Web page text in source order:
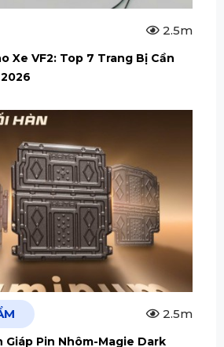
2.5m
Xe VF2: Top 7 Trang Bị Cần
2.5m
Giáp Pin Nhôm-Magie Dark